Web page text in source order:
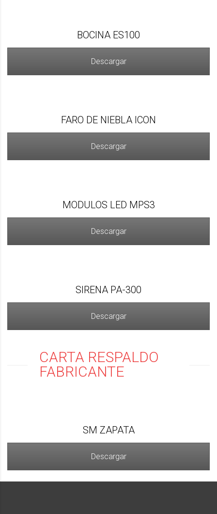
BOCINA ES100
Descargar
FARO DE NIEBLA ICON
Descargar
MODULOS LED MPS3
Descargar
SIRENA PA-300
Descargar
CARTA RESPALDO
FABRICANTE
SM ZAPATA
Descargar